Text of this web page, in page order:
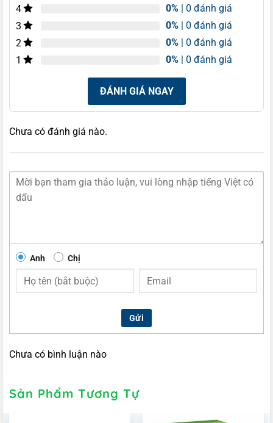
4 0% | 0 đánh giá
3
0% | 0 đánh giá
2
0% | 0 đánh giá
1
0% | 0 đánh giá
ĐÁNH GIÁ NGAY
Chưa có đánh giá nào.
Anh Chị
Gửi
Chưa có bình luận nào
Sản Phẩm Tương Tự